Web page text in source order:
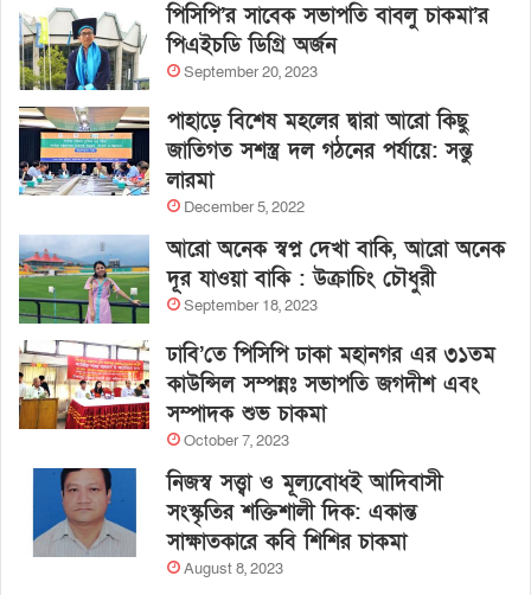
পিসিপি’র সাবেক সভাপতি বাবলু চাকমা’র
পিএইচডি ডিগ্রি অর্জন
September 20, 2023
পাহাড়ে বিশেষ মহলের দ্বারা আরো কিছু
জাতিগত সশস্ত্র দল গঠনের পর্যায়ে: সন্তু
লারমা
December 5, 2022
আরো অনেক স্বপ্ন দেখা বাকি, আরো অনেক
দূর যাওয়া বাকি : উক্রাচিং চৌধুরী
September 18, 2023
ঢাবি’তে পিসিপি ঢাকা মহানগর এর ৩১তম
কাউন্সিল সম্পন্নঃ সভাপতি জগদীশ এবং
সম্পাদক শুভ চাকমা
October 7, 2023
নিজস্ব সত্ত্বা ও মূল্যবোধই আদিবাসী
সংস্কৃতির শক্তিশালী দিক: একান্ত
সাক্ষাতকারে কবি শিশির চাকমা
August 8, 2023